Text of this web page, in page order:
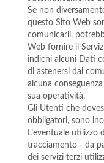
Se non
questo Sito Web
comunicarli,
Web fornire il
indichi alcuni Dati
di astenersi dal
alcuna
sua operatività.
Gli Utenti che
obbligatori, sono
L’eventuale
tracciamento - da
dei servizi terzi